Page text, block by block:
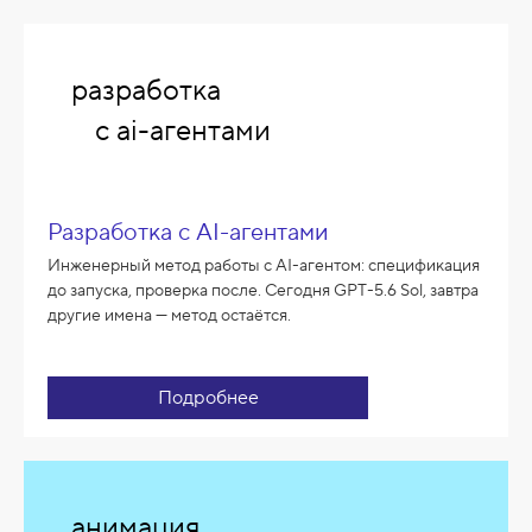
разработка
с ai-агентами
Разработка с AI-агентами
Инженерный метод работы с AI-агентом: спецификация
до запуска, проверка после. Сегодня GPT-5.6 Sol, завтра
другие имена — метод остаётся.
Подробнее